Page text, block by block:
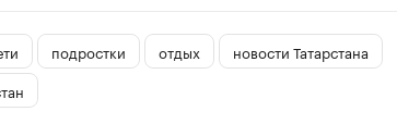
подростки отдых
новости Татарстана